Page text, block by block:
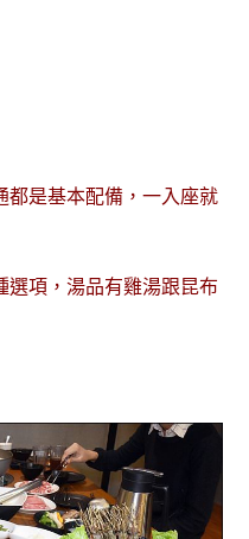
都是基本配備，一入座就
選項，湯品有雞湯跟昆布